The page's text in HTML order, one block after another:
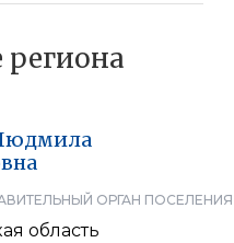
региона
ОРГАН ПОСЕЛЕНИЯ
область